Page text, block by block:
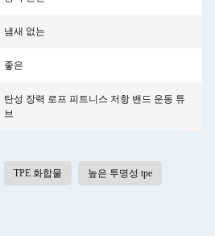
냄새 없는
좋은
탄성 장력 로프 피트니스 저항 밴드 운동 튜
브
TPE 화합물 높은 투명성 tpe